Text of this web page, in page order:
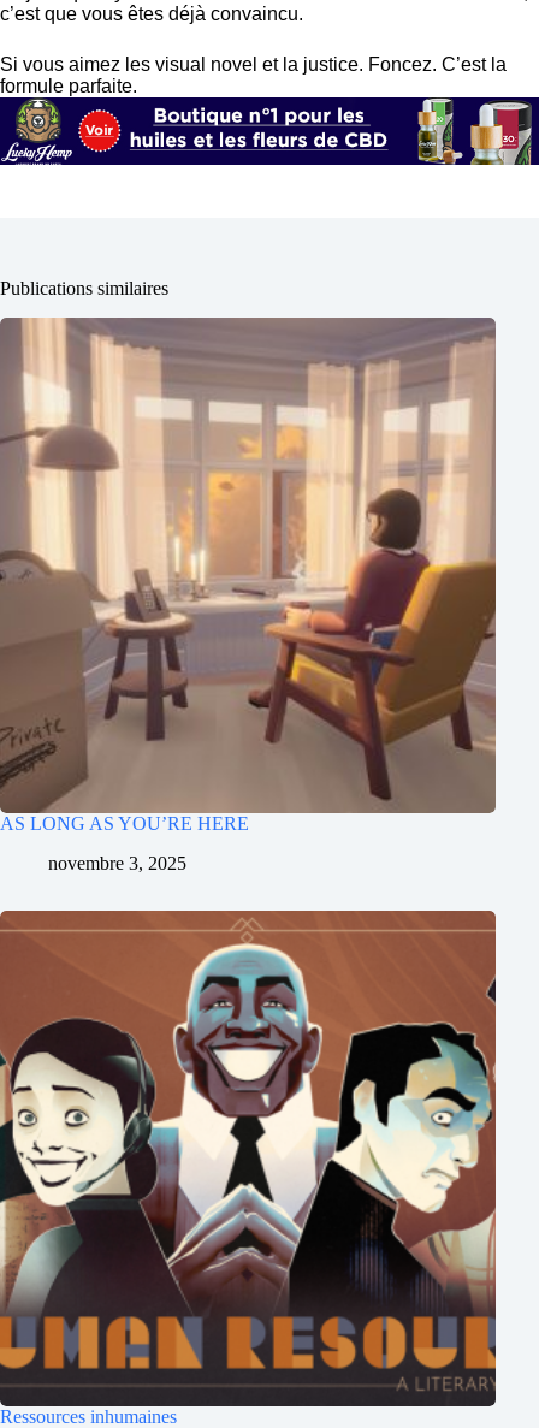
c’est que vous êtes déjà convaincu.
Si vous aimez les visual novel et la justice. Foncez. C’est la
formule parfaite.
Publications similaires
AS LONG AS YOU’RE HERE
novembre 3, 2025
Ressources inhumaines